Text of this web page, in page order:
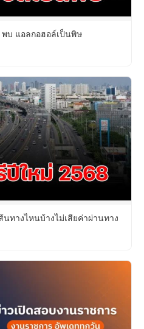
พบ แอลกอฮอล์เป็นพิษ
ทางไหนบ้างไม่เสียค่าผ่านทาง